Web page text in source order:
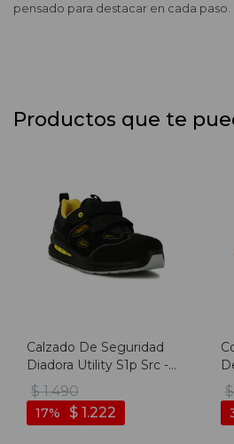
pensado para destacar en cada paso.
Productos que te
Calzado De Seguridad
Diadora Utility S1p Src -
Negro
$ 1.490
$ 1.222
17
$